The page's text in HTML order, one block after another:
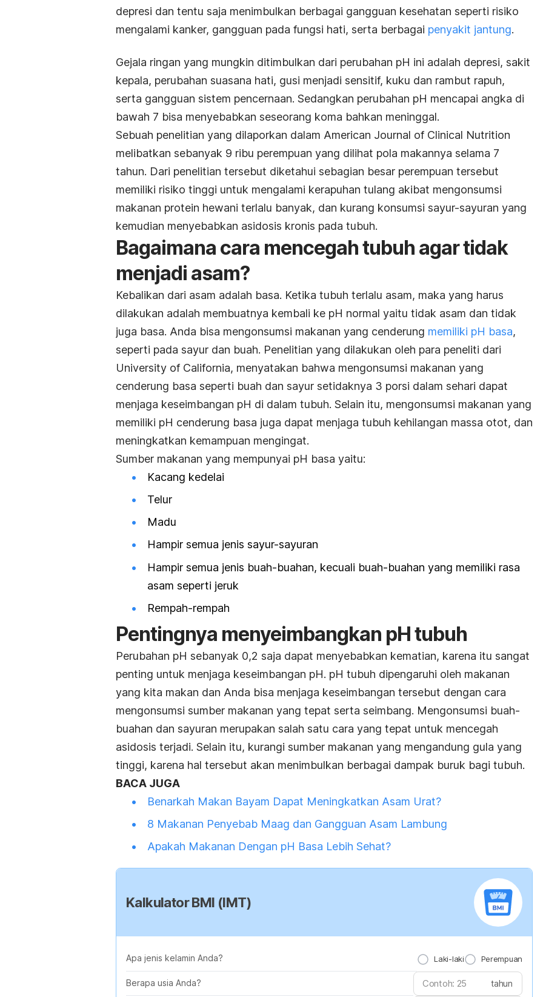
depresi dan tentu saja menimbulkan berbagai gangguan kesehatan seperti risiko
mengalami kanker, gangguan pada fungsi hati, serta berbagai penyakit jantung.
Gejala ringan yang mungkin ditimbulkan dari perubahan pH ini adalah depresi, sakit
kepala, perubahan suasana hati, gusi menjadi sensitif, kuku dan rambut rapuh,
serta gangguan sistem pencernaan. Sedangkan perubahan pH mencapai angka di
bawah 7 bisa menyebabkan seseorang koma bahkan meninggal.
Sebuah penelitian yang dilaporkan dalam American Journal of Clinical Nutrition
melibatkan sebanyak 9 ribu perempuan yang dilihat pola makannya selama 7
tahun. Dari penelitian tersebut diketahui sebagian besar perempuan tersebut
memiliki risiko tinggi untuk mengalami kerapuhan tulang akibat mengonsumsi
makanan protein hewani terlalu banyak, dan kurang konsumsi sayur-sayuran yang
kemudian menyebabkan asidosis kronis pada tubuh.
Bagaimana cara mencegah tubuh agar tidak
menjadi asam?
Kebalikan dari asam adalah basa. Ketika tubuh terlalu asam, maka yang harus
dilakukan adalah membuatnya kembali ke pH normal yaitu tidak asam dan tidak
juga basa. Anda bisa mengonsumsi makanan yang cenderung memiliki pH basa,
seperti pada sayur dan buah. Penelitian yang dilakukan oleh para peneliti dari
University of California, menyatakan bahwa mengonsumsi makanan yang
cenderung basa seperti buah dan sayur setidaknya 3 porsi dalam sehari dapat
menjaga keseimbangan pH di dalam tubuh. Selain itu, mengonsumsi makanan yang
memiliki pH cenderung basa juga dapat menjaga tubuh kehilangan massa otot, dan
meningkatkan kemampuan mengingat.
Sumber makanan yang mempunyai pH basa yaitu:
Kacang kedelai
Telur
Madu
Hampir semua jenis sayur-sayuran
Hampir semua jenis buah-buahan, kecuali buah-buahan yang memiliki rasa
asam seperti jeruk
Rempah-rempah
Pentingnya menyeimbangkan pH tubuh
Perubahan pH sebanyak 0,2 saja dapat menyebabkan kematian, karena itu sangat
penting untuk menjaga keseimbangan pH. pH tubuh dipengaruhi oleh makanan
yang kita makan dan Anda bisa menjaga keseimbangan tersebut dengan cara
mengonsumsi sumber makanan yang tepat serta seimbang. Mengonsumsi buah-
buahan dan sayuran merupakan salah satu cara yang tepat untuk mencegah
asidosis terjadi. Selain itu, kurangi sumber makanan yang mengandung gula yang
tinggi, karena hal tersebut akan menimbulkan berbagai dampak buruk bagi tubuh.
BACA JUGA
Benarkah Makan Bayam Dapat Meningkatkan Asam Urat?
8 Makanan Penyebab Maag dan Gangguan Asam Lambung
Apakah Makanan Dengan pH Basa Lebih Sehat?
Kalkulator BMI (IMT)
Apa jenis kelamin Anda? Laki-laki Perempuan
Berapa usia Anda? tahun